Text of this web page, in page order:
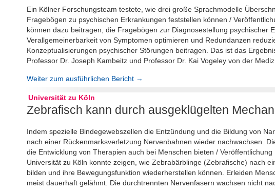
Ein Kölner Forschungsteam testete, wie drei große Sprachmodelle
Fragebögen zu psychischen Erkrankungen feststellen können /
können dazu beitragen, die Fragebögen zur Diagnosestellung psychischer
Verallgemeinerbarkeit von Symptomen optimieren und Redundanzen
Konzeptualisierungen psychischer Störungen beitragen. Das ist das
Professor Dr. Joseph Kambeitz und Professor Dr. Kai Vogeley von der
Weiter zum ausführlichen Bericht →
Universität zu Köln
Zebrafisch kann durch ausgeklügelten
Indem spezielle Bindegewebszellen die Entzündung und die Bildung von
nach einer Rückenmarksverletzung Nervenbahnen wieder nachwachsen.
die Entwicklung von Therapien auch bei Menschen bieten /
Universität zu Köln konnte zeigen, wie Zebrabärblinge (Zebrafische) nach
bilden und ihre Bewegungsfunktion wiederherstellen können. Erleiden
meist dauerhaft gelähmt. Die durchtrennten Nervenfasern wachsen nicht